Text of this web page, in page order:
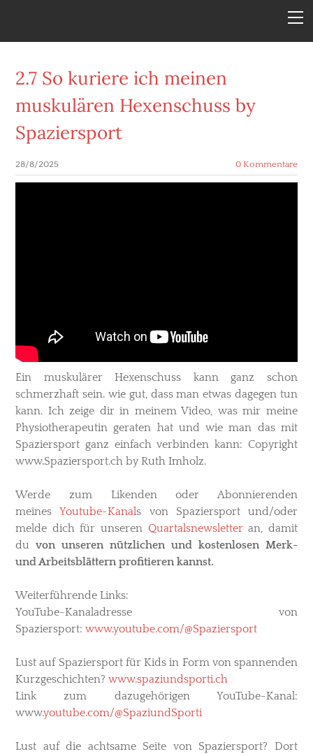
2.7 So kuriere ich meinen
muskulären Hexenschuss by
Spaziersport
28/8/2025 0 Kommentare
Ein muskulärer Hexenschuss kann ganz schon
schmerzhaft sein. wie gut, dass man etwas dagegen tun
kann. Ich zeige dir in meinem Video, was mir meine
Physiotherapeutin geraten hat und wie man das mit
Spaziersport ganz einfach verbinden kann: ​Copyright
www.Spaziersport.ch by Ruth Imholz.
Werde zum Likenden oder Abonnierenden
meinesYoutube-Kanals von Spaziersport und/oder
melde dich für unseren Quartalsnewsletteran, damit
du von unseren nützlichen und kostenlosen Merk-
und Arbeitsblättern profitieren kannst.
Weiterführende Links:
YouTube-Kanaladresse von
Spaziersport: www.youtube.com/@Spaziersport
Lust auf Spaziersport für Kids in Form von spannenden
Kurzgeschichten? www.spaziundsporti.ch
Link zum dazugehörigen YouTube-Kanal:
www.youtube.com/@SpaziundSporti
Lust auf die achtsame Seite von Spaziersport? Dort
LUST AUF NOCH MEHR?
SPAZIERSPORT FÜR KINDER
DOWNLOADBEREICH